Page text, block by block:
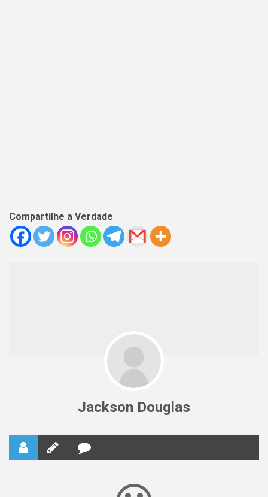
Compartilhe a Verdade
Jackson Douglas